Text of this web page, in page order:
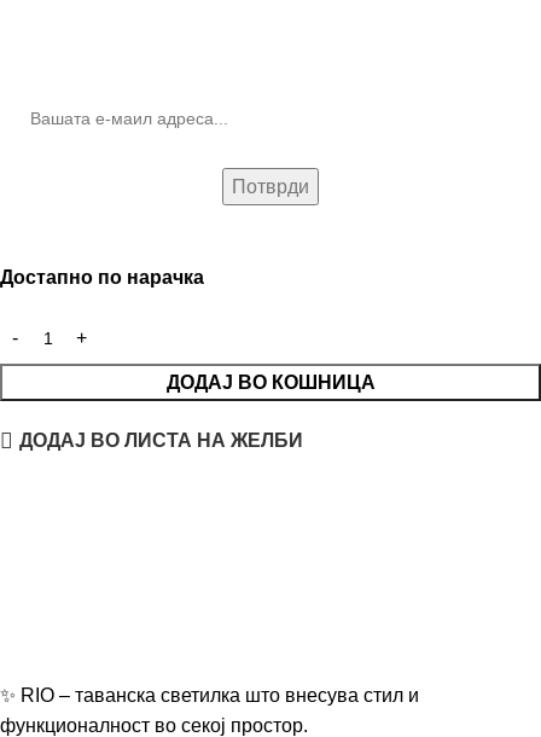
Достапно по нарачка
ДОДАЈ ВО КОШНИЦА
ДОДАЈ ВО ЛИСТА НА ЖЕЛБИ
✨ RIO – таванска светилка што внесува стил и
функционалност во секој простор.